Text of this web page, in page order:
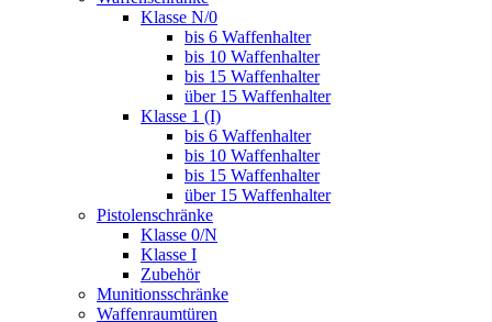
Klasse N/0
bis 6 Waffenhalter
bis 10 Waffenhalter
bis 15 Waffenhalter
über 15 Waffenhalter
Klasse 1 (I)
bis 6 Waffenhalter
bis 10 Waffenhalter
bis 15 Waffenhalter
über 15 Waffenhalter
Pistolenschränke
Klasse 0/N
Klasse I
Zubehör
Munitionsschränke
Waffenraumtüren